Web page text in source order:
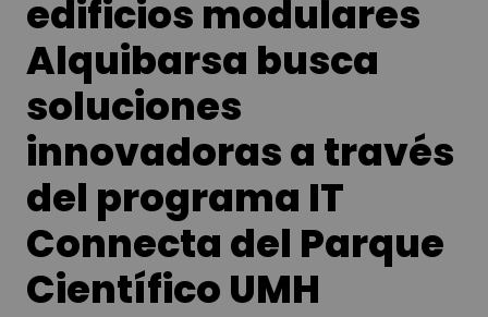
edificios modulares
Alquibarsa busca
soluciones
innovadoras a través
del programa IT
Connecta del Parque
Científico UMH